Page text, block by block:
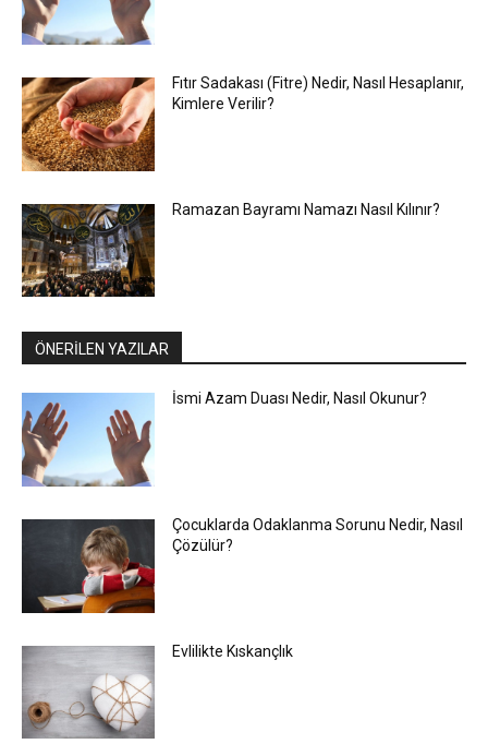
Fıtır Sadakası (Fitre) Nedir, Nasıl Hesaplanır,
Kimlere Verilir?
Ramazan Bayramı Namazı Nasıl Kılınır?
ÖNERİLEN YAZILAR
İsmi Azam Duası Nedir, Nasıl Okunur?
Çocuklarda Odaklanma Sorunu Nedir, Nasıl
Çözülür?
Evlilikte Kıskançlık